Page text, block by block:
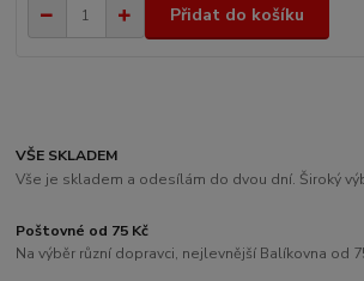
Přidat do košíku
VŠE SKLADEM
Vše je skladem a odesílám do dvou dní. Široký
Poštovné od 75 Kč
Na výběr různí dopravci, nejlevnější Balíkovna od